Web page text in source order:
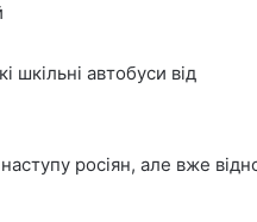
автобуси від
росіян, але вже